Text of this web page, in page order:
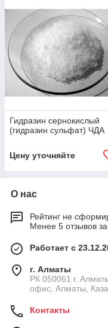
Гидразин сернокислый
(гидразин сульфат) ЧДА
Цену уточняйте
О нас
Рейтинг не
Менее 5 отзывов
Работает с
г. Алматы
РК 050061 г.
офис, Алматы,
Контакты